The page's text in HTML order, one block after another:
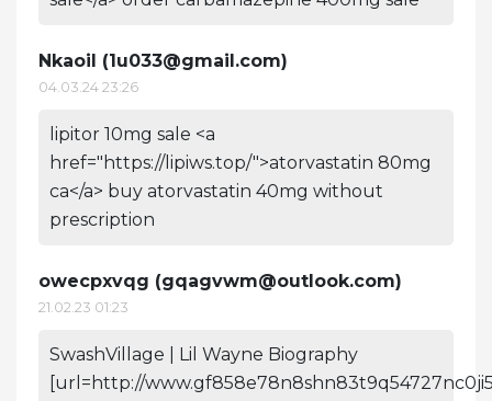
Nkaoil (1u033@gmail.com)
04.03.24 23:26
lipitor 10mg sale <a
href="https://lipiws.top/">atorvastatin 80mg
ca</a> buy atorvastatin 40mg without
prescription
owecpxvqg (gqagvwm@outlook.com)
21.02.23 01:23
SwashVillage | Lil Wayne Biography
[url=http://